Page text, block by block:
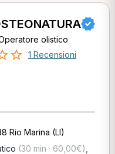
olistico
1 Recensioni
Rio Marina (LI)
(30 min · 60,00€)